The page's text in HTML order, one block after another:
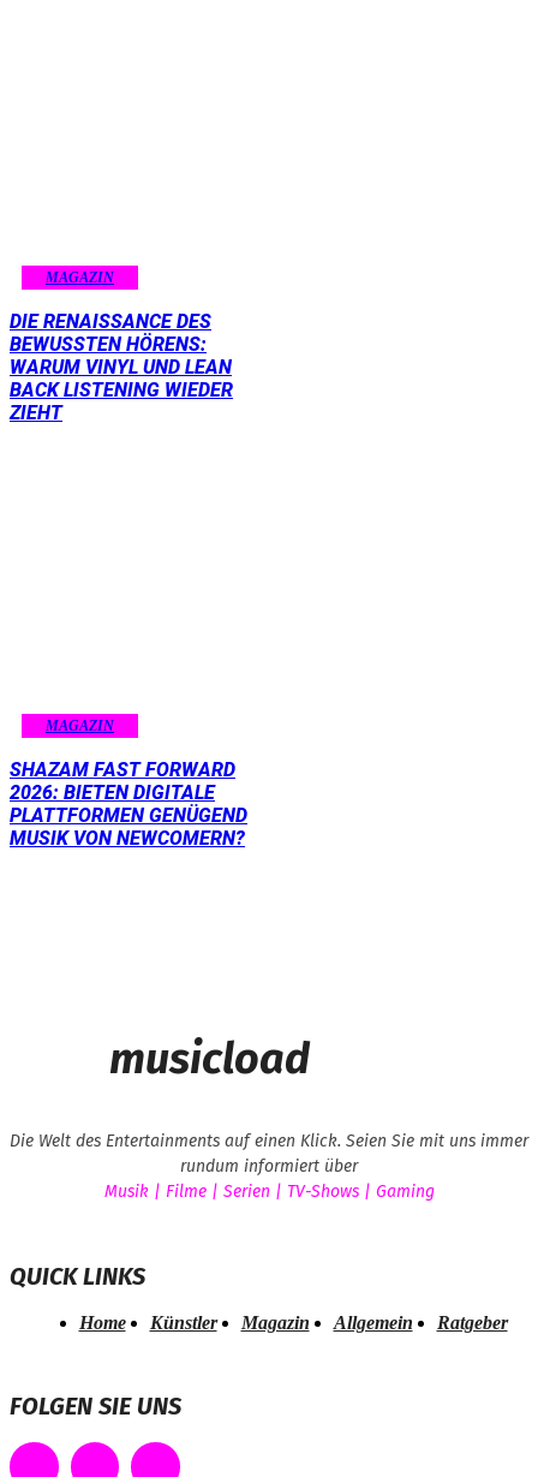
MAGAZIN
DIE RENAISSANCE DES
BEWUSSTEN HÖRENS:
WARUM VINYL UND LEAN
BACK LISTENING WIEDER
ZIEHT
MAGAZIN
SHAZAM FAST FORWARD
2026: BIETEN DIGITALE
PLATTFORMEN GENÜGEND
MUSIK VON NEWCOMERN?
musicload
Die Welt des Entertainments auf einen Klick. Seien Sie mit uns immer
rundum informiert über
Musik | Filme | Serien | TV-Shows | Gaming
QUICK LINKS
Home Künstler Magazin Allgemein Ratgeber
FOLGEN SIE UNS